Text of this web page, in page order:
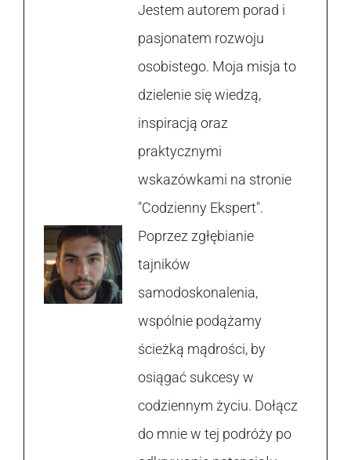
Jestem autorem porad i
pasjonatem rozwoju
osobistego. Moja misja to
dzielenie się wiedzą,
inspiracją oraz
praktycznymi
wskazówkami na stronie
"Codzienny Ekspert".
Poprzez zgłębianie
tajników
samodoskonalenia,
wspólnie podążamy
ścieżką mądrości, by
osiągać sukcesy w
codziennym życiu. Dołącz
do mnie w tej podróży po